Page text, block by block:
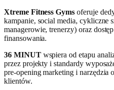
Xtreme Fitness Gyms oferuje
kampanie, social media, cykliczne
managerowie, trenerzy) oraz
finansowania.
36 MINUTwspiera od etapu
przez projekty i standardy
pre‑opening marketing i narzędzia
klientów.